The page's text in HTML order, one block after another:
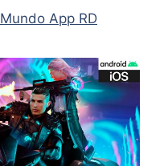
Mundo App RD